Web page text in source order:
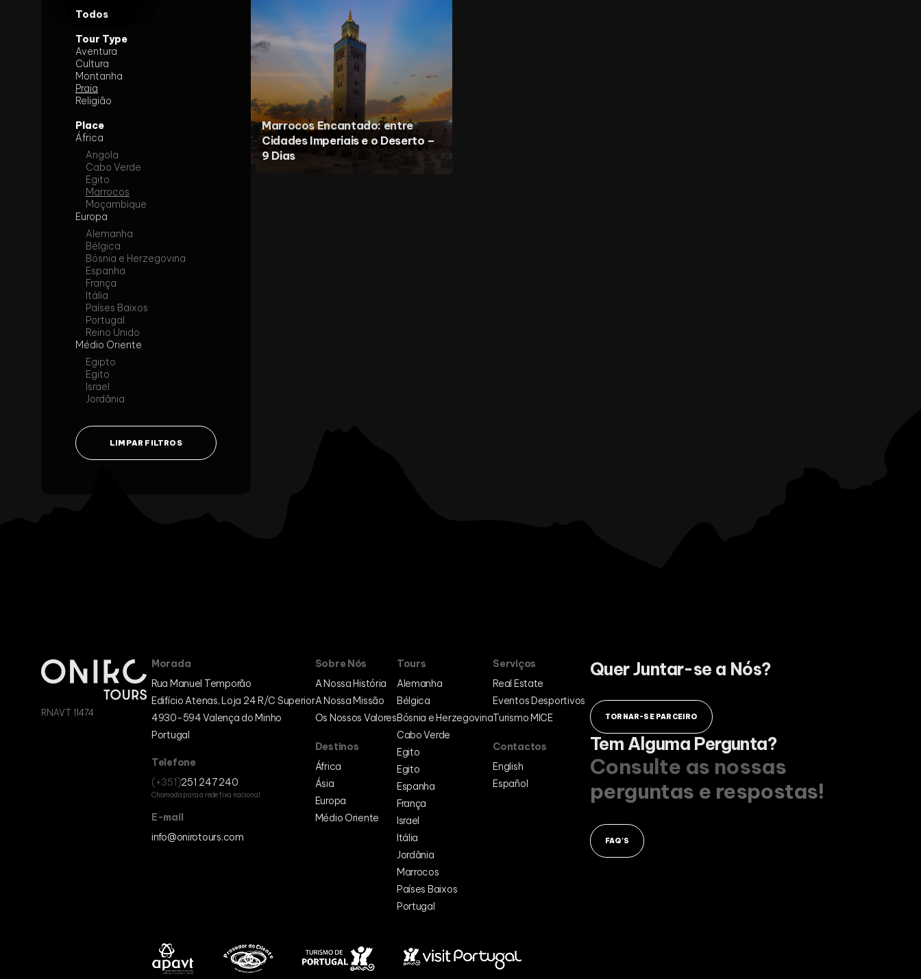
Todos
Tour Type
Aventura
Cultura
Montanha
Praia
Religião
Place
África
Angola
Cabo Verde
Egito
Marrocos
Moçambique
Europa
Alemanha
Bélgica
Bósnia e Herzegovina
Espanha
França
Itália
Países Baixos
Portugal
Reino Unido
Médio Oriente
Egipto
Egito
Israel
Jordânia
LIMPAR FILTROS
Marrocos Encantado: entre
Cidades Imperiais e o Deserto –
9 Dias
RNAVT 11474
Morada
Rua Manuel Temporão
Edifício Atenas, Loja 24 R/C Superior
4930-594 Valença do Minho
Portugal
Telefone
(+351)251 247 240
Chamada para a rede fixa nacional
E-mail
info@onirotours.com
Sobre Nós
A Nossa História
A Nossa Missão
Os Nossos Valores
Destinos
África
Ásia
Europa
Médio Oriente
Tours
Alemanha
Bélgica
Bósnia e Herzegovina
Cabo Verde
Egito
Egito
Espanha
França
Israel
Itália
Jordânia
Marrocos
Países Baixos
Portugal
Serviços
Real Estate
Eventos Desportivos
Turismo MICE
Contactos
English
Español
Quer Juntar-se a Nós?
TORNAR-SE PARCEIRO
Tem Alguma Pergunta?
Consulte as nossas
perguntas e respostas!
FAQ'S